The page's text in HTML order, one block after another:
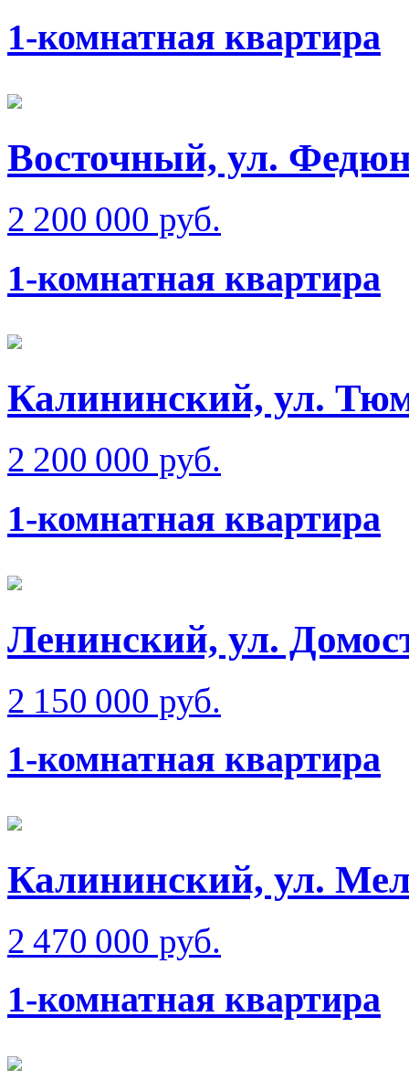
1-комнатная квартира
Восточный, ул.
2 200 000 руб.
1-комнатная квартира
Калининский, ул.
2 200 000 руб.
1-комнатная квартира
Ленинский, ул.
2 150 000 руб.
1-комнатная квартира
Калининский, ул.
2 470 000 руб.
1-комнатная квартира